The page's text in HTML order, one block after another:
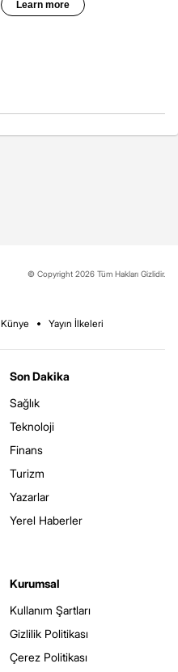
© Copyright 2026 Tüm Hakları Gizlidir.
Künye Yayın İlkeleri
Son Dakika
Sağlık
Teknoloji
Finans
Turizm
Yazarlar
Yerel Haberler
Kurumsal
Kullanım Şartları
Gizlilik Politikası
Çerez Politikası